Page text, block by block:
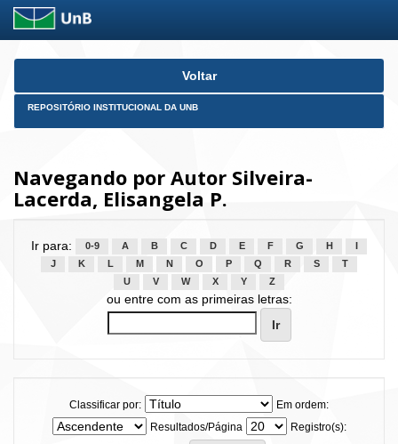
Skip
Voltar
REPOSITÓRIO INSTITUCIONAL DA UNB
Navegando por Autor Silveira-
Lacerda, Elisangela P.
Ir para: 0-9 A B C D E F G H
J
K L M N O P Q R S
T
U
V W X Y Z
ou entre com as primeiras letras:
Classificar por:
Em ordem:
Resultados/Página
Registro(s):